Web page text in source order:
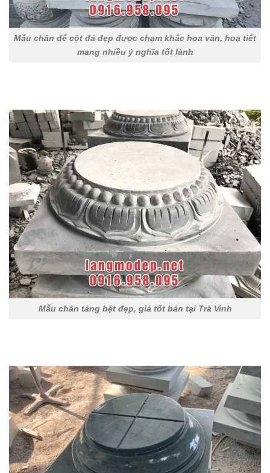
Mẫu chân đế cột đá đẹp được chạm khắc hoa văn, hoạ tiết
mang nhiều ý nghĩa tốt lành
Mẫu chân tảng bệt đẹp, giá tốt bán tại Trà Vinh